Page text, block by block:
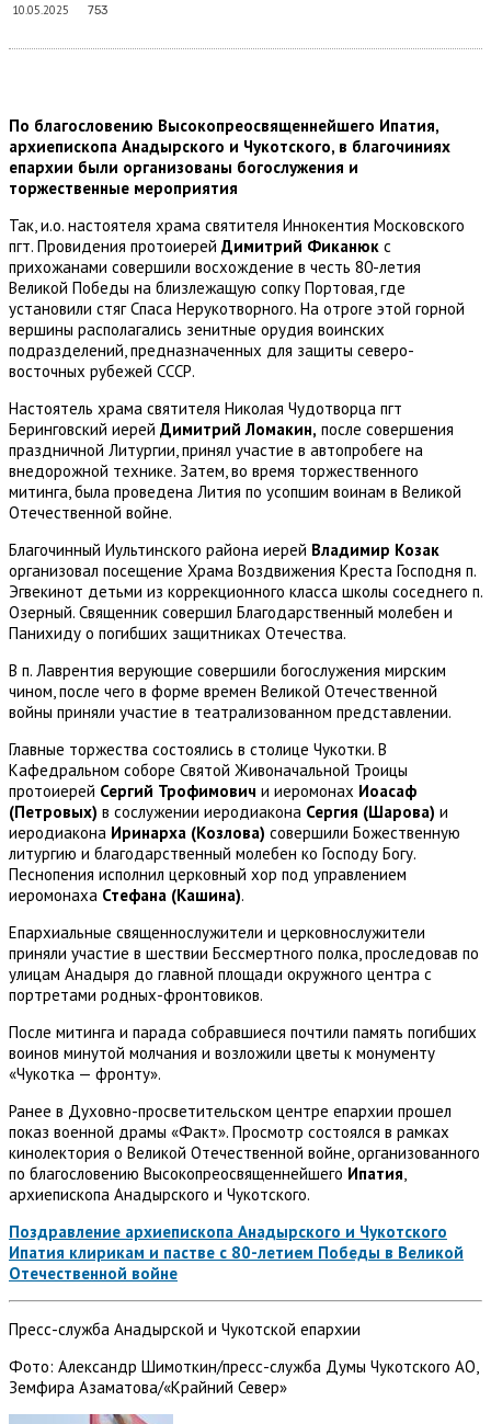
10.05.2025 753
По благословению Высокопреосвященнейшего Ипатия,
архиепископа Анадырского и Чукотского, в благочиниях
епархии были организованы богослужения и
торжественные мероприятия
Так, и.о. настоятеля храма святителя Иннокентия Московского
пгт. Провидения протоиерей Димитрий Фиканюк с
прихожанами совершили восхождение в честь 80-летия
Великой Победы на близлежащую сопку Портовая, где
установили стяг Спаса Нерукотворного. На отроге этой горной
вершины располагались зенитные орудия воинских
подразделений, предназначенных для защиты северо-
восточных рубежей СССР.
Настоятель храма святителя Николая Чудотворца пгт
Беринговский иерей Димитрий Ломакин, после совершения
праздничной Литургии, принял участие в автопробеге на
внедорожной технике. Затем, во время торжественного
митинга, была проведена Лития по усопшим воинам в Великой
Отечественной войне.
Благочинный Иультинского района иерей Владимир Козак
организовал посещение Храма Воздвижения Креста Господня п.
Эгвекинот детьми из коррекционного класса школы соседнего п.
Озерный. Священник совершил Благодарственный молебен и
Панихиду о погибших защитниках Отечества.
В п. Лаврентия верующие совершили богослужения мирским
чином, после чего в форме времен Великой Отечественной
войны приняли участие в театрализованном представлении.
Главные торжества состоялись в столице Чукотки. В
Кафедральном соборе Святой Живоначальной Троицы
протоиерей Сергий Трофимович и иеромонах Иоасаф
(Петровых) в сослужении иеродиакона Сергия (Шарова) и
иеродиакона Иринарха (Козлова) совершили Божественную
литургию и благодарственный молебен ко Господу Богу.
Песнопения исполнил церковный хор под управлением
иеромонаха Стефана (Кашина).
Епархиальные священнослужители и церковнослужители
приняли участие в шествии Бессмертного полка, проследовав по
улицам Анадыря до главной площади окружного центра с
портретами родных-фронтовиков.
После митинга и парада собравшиеся почтили память погибших
воинов минутой молчания и возложили цветы к монументу
«Чукотка — фронту».
Ранее в Духовно-просветительском центре епархии прошел
показ военной драмы «Факт». Просмотр состоялся в рамках
кинолектория о Великой Отечественной войне, организованного
по благословению Высокопреосвященнейшего Ипатия,
архиепископа Анадырского и Чукотского.
Поздравление архиепископа Анадырского и Чукотского
Ипатия клирикам и пастве с 80-летием Победы в Великой
Отечественной войне
Пресс-служба Анадырской и Чукотской епархии
Фото: Александр Шимоткин/пресс-служба Думы Чукотского АО,
Земфира Азаматова/«Крайний Север»